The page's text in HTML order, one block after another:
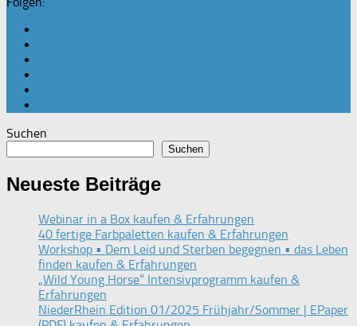
Suchen
Suchen
Neueste Beiträge
Webinar in a Box kaufen & Erfahrungen
40 fertige Farbpaletten kaufen & Erfahrungen
Workshop • Dem Leid und Sterben begegnen • das Leben
finden kaufen & Erfahrungen
„Wild Young Horse“ Intensivprogramm kaufen &
Erfahrungen
NiederRhein Edition 01/2025 Frühjahr/Sommer | EPaper